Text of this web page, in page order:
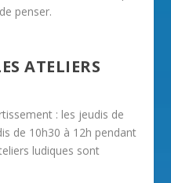
penser.
ATELIERS
: les jeudis de
de 10h30 à 12h pendant
ludiques sont